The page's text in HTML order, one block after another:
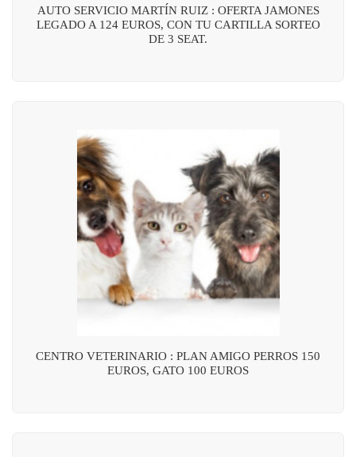
AUTO SERVICIO MARTÍN RUIZ : OFERTA JAMONES
LEGADO A 124 EUROS, CON TU CARTILLA SORTEO
DE 3 SEAT.
CENTRO VETERINARIO : PLAN AMIGO PERROS 150
EUROS, GATO 100 EUROS